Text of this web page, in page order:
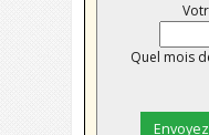
Quel mois